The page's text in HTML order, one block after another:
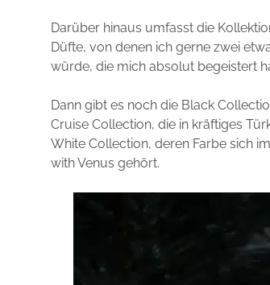
Darüber hinaus umfasst die
Düfte, von denen ich gerne zwei
würde, die mich absolut begeistert
Dann gibt es noch die Black
Cruise Collection, die in kräftiges
White Collection, deren Farbe sich
with Venus gehört.